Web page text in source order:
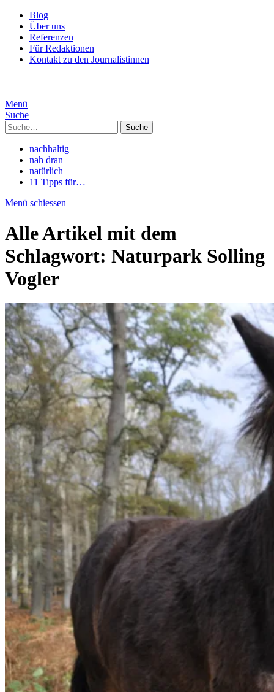
Blog
Über uns
Referenzen
Für Redaktionen
Kontakt zu den Journalistinnen
Menü
Suche
Suche
nachhaltig
nah dran
natürlich
11 Tipps für…
Menü schiessen
Alle Artikel mit dem
Schlagwort: Naturpark Solling
Vogler